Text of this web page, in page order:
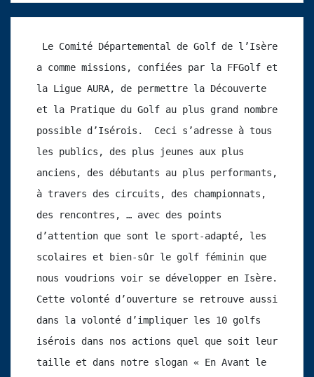
a comme missions, confiées par la FFGolf et
la Ligue AURA, de permettre la Découverte
et la Pratique du Golf au plus grand nombre
possible d’Isérois.  Ceci s’adresse à tous
les publics, des plus jeunes aux plus
anciens, des débutants au plus performants,
à travers des circuits, des championnats,
des rencontres, … avec des points
d’attention que sont le sport-adapté, les
scolaires et bien-sûr le golf féminin que
nous voudrions voir se développer en Isère.
Cette volonté d’ouverture se retrouve aussi
dans la volonté d’impliquer les 10 golfs
isérois dans nos actions quel que soit leur
taille et dans notre slogan « En Avant le